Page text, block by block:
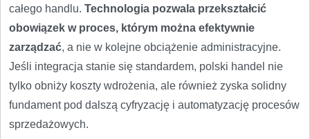
całego handlu. Technologia pozwala przekształcić
obowiązek w proces, którym można efektywnie
zarządzać, a nie w kolejne obciążenie administracyjne.
Jeśli integracja stanie się standardem, polski handel nie
tylko obniży koszty wdrożenia, ale również zyska solidny
fundament pod dalszą cyfryzację i automatyzację procesów
sprzedażowych.